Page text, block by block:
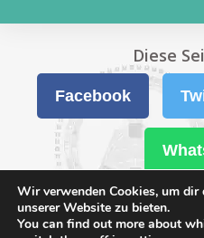
Wir verwenden Cookies, um
unserer Website zu bieten.
You can find out more about
Diese
Facebook